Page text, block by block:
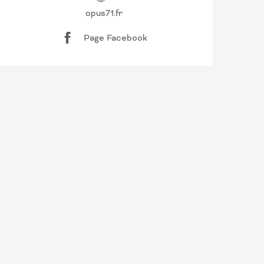
opus71.fr
Page Facebook